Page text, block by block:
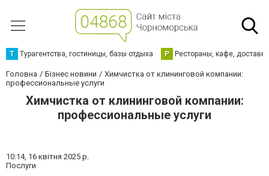
Т Турагентства, гостиницы, базы отдыха Р Рестораны, кафе,
Головна Бізнес новини
Химчистка от клининговой компании:
профессиональные услуги
Химчистка от клининговой компании:
профессиональные услуги
10:14, 16 квітня 2025 р.
Послуги